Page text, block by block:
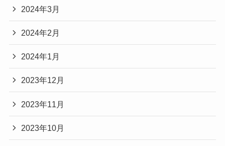
2024年3月
2024年2月
2024年1月
2023年12月
2023年11月
2023年10月